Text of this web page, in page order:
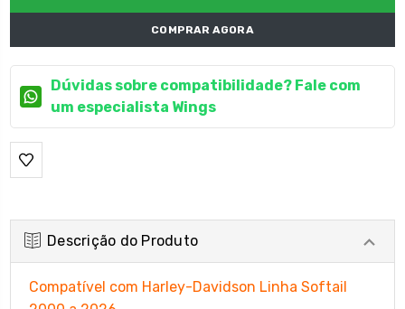
COMPRAR AGORA
Dúvidas sobre compatibilidade? Fale com
um especialista Wings
Descrição do Produto
Compatível com Harley-Davidson Linha Softail